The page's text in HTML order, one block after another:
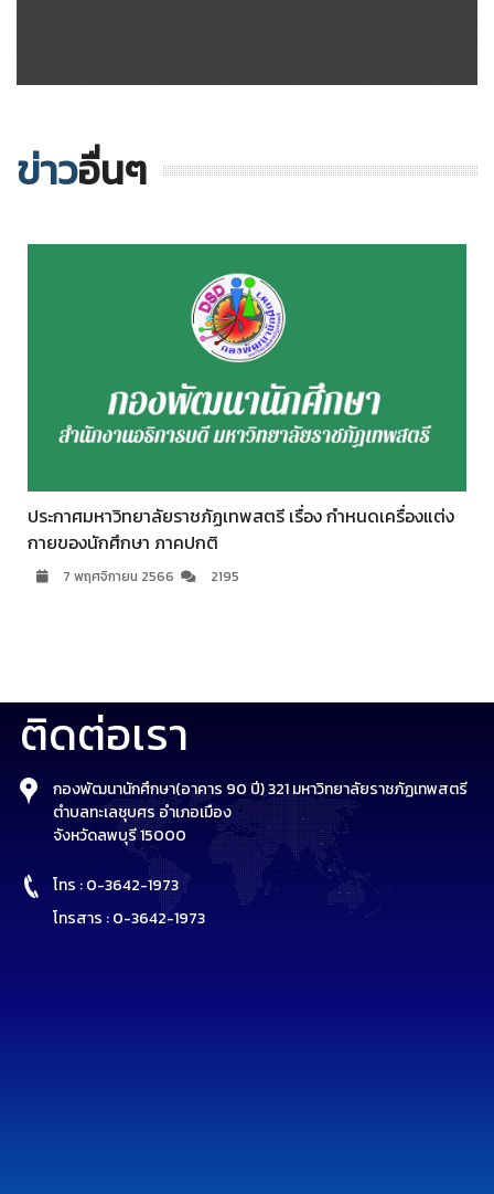
ข่าวอื่นๆ
ประกาศมหาวิทยาลัยราชภัฏเทพสตรี เรื่อง กำหนดเครื่องแต่ง
กายของนักศึกษา ภาคปกติ
7 พฤศจิกายน 2566 2195
ติดต่อเรา
กองพัฒนานักศึกษา(อาคาร 90 ปี) 321 มหาวิทยาลัยราชภัฏเทพสตรี
ตำบลทะเลชุบศร อำเภอเมือง
จังหวัดลพบุรี 15000
โทร : 0-3642-1973
โทรสาร : 0-3642-1973